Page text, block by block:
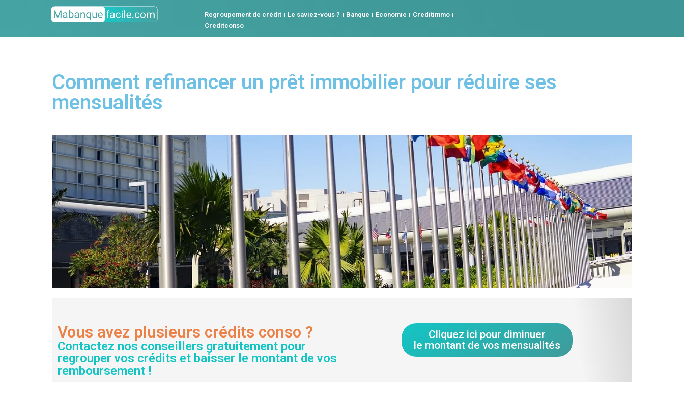
Regroupement de crédit Le saviez-vous ? Banque Economie
Creditimmo
Creditconso
Comment refinancer un prêt immobilier pour réduire ses
mensualités
Vous avez plusieurs crédits conso ?
Contactez nos conseillers gratuitement pour
regrouper vos crédits et baisser le montant de vos
remboursement !
Cliquez ici pour diminuer
le montant de vos mensualités